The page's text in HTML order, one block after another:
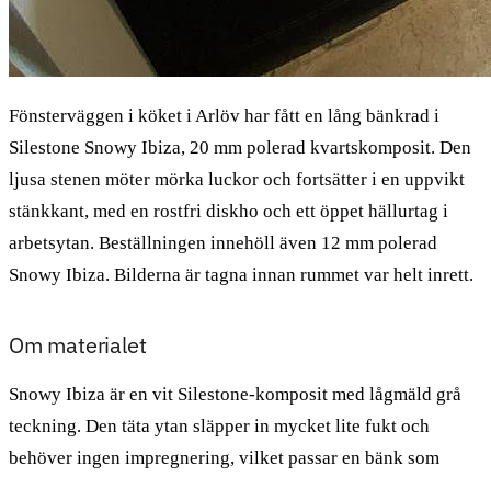
Fönsterväggen i köket i Arlöv har fått en lång bänkrad i
Silestone Snowy Ibiza, 20 mm polerad kvartskomposit. Den
ljusa stenen möter mörka luckor och fortsätter i en uppvikt
stänkkant, med en rostfri diskho och ett öppet hällurtag i
arbetsytan. Beställningen innehöll även 12 mm polerad
Snowy Ibiza. Bilderna är tagna innan rummet var helt inrett.
Om materialet
Snowy Ibiza är en vit Silestone-komposit med lågmäld grå
teckning. Den täta ytan släpper in mycket lite fukt och
behöver ingen impregnering, vilket passar en bänk som